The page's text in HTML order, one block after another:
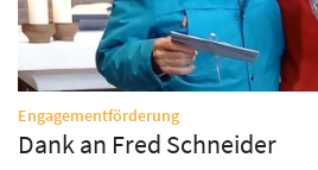
Engagementförderung:
Dank an Fred Schneider